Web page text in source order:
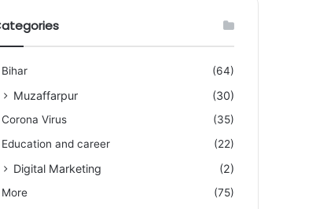
Bihar (64)
Muzaffarpur (30)
Corona Virus
(35)
Education and career
(22)
Digital Marketing (2)
More (75)